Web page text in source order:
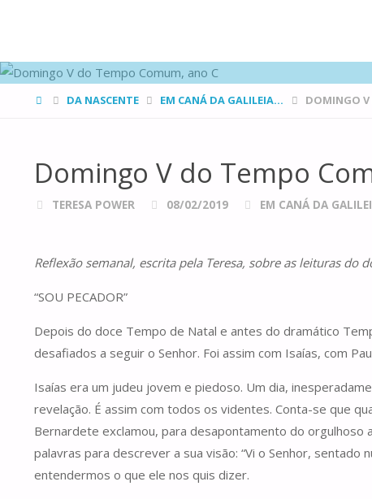
HOMEDA NASCENTE EM CANÁ DA GALILEIA... DOMINGO
Domingo V do Tempo
TERESA POWER 08/02/2019 EM CANÁ DA
Reflexão semanal, escrita pela Teresa, sobre as leituras
“SOU PECADOR”
Depois do doce Tempo de Natal e antes do dramático
desafiados a seguir o Senhor. Foi assim com Isaías, com
Isaías era um judeu jovem e piedoso. Um dia,
revelação. É assim com todos os videntes. Conta-se que
Bernardete exclamou, para desapontamento do orgulhoso
palavras para descrever a sua visão: “Vi o Senhor,
entendermos o que ele nos quis dizer.